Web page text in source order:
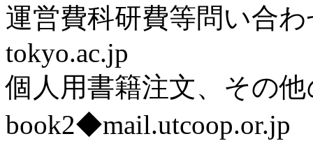
運営費科研費等問い合
tokyo.ac.jp
個人用書籍注文、その
book2◆mail.utcoop.or.jp